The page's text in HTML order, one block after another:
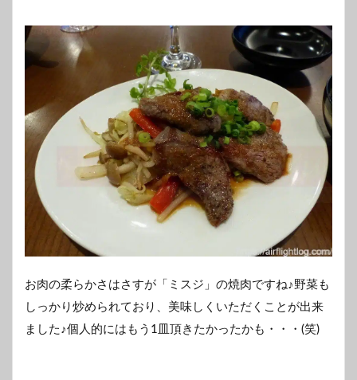
お肉の柔らかさはさすが「ミスジ」の焼肉ですね♪野菜も
しっかり炒められており、美味しくいただくことが出来
ました♪個人的にはもう1皿頂きたかったかも・・・(笑)